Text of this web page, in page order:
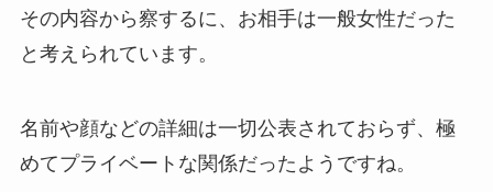
その内容から察するに、お相手は一般女性だった
と考えられています。
名前や顔などの詳細は一切公表されておらず、極
めてプライベートな関係だったようですね。